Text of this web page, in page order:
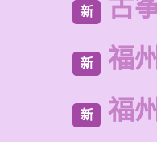
新 古
新 福
新 福